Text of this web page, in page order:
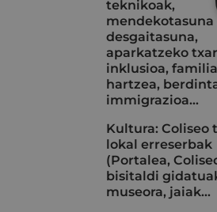
teknikoak,
mendekotasuna
desgaitasuna,
aparkatzeko
inklusioa,
hartzea,
immigrazioa...
Kultura: Coliseo
lokal erreserbak
(Portalea,
bisitaldi
museora, jaiak...